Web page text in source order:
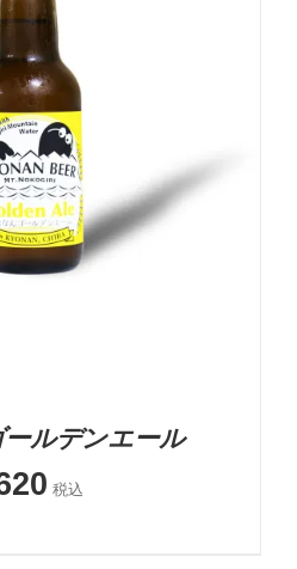
物カゴに追加
詳細
ルデンエール
税込